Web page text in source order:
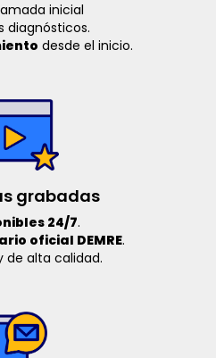
inicial
diagnósticos.
desde el inicio.
grabadas
24/7.
oficial DEMRE.
de alta calidad.